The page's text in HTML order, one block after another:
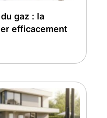
gaz : la
efficacement